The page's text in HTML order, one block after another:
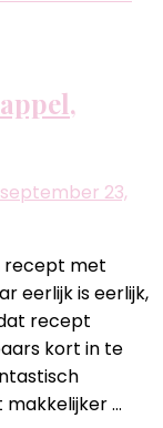
september 23,
recept met
eerlijk is eerlijk,
recept
kort in te
…